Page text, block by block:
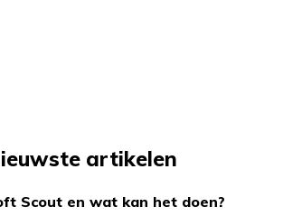
artikelen
Scout en wat kan het doen?